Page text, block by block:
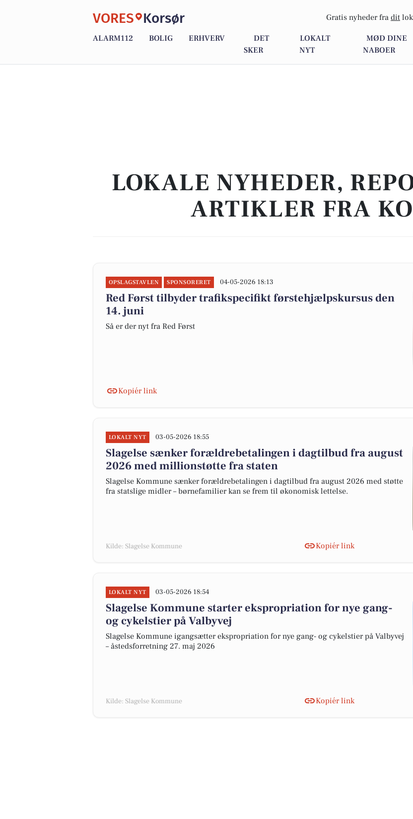
VORES Korsør Gratis nyheder fra dit
ALARM112 BOLIG ERHVERV
DET
SKER
LOKALT
NYT
MØD DINE
NABOER
LOKALE NYHEDER,
ARTIKLER FRA
OPSLAGSTAVLEN SPONSORERET 04-05-2026 18:13
Red Først tilbyder trafikspecifikt førstehjælpskursus den
14. juni
Så er der nyt fra Red Først
Kopiér link
LOKALT NYT 03-05-2026 18:55
Slagelse sænker forældrebetalingen i dagtilbud fra august
2026 med millionstøtte fra staten
Slagelse Kommune sænker forældrebetalingen i dagtilbud fra august 2026 med støtte
fra statslige midler – børnefamilier kan se frem til økonomisk lettelse.
Kilde: Slagelse Kommune Kopiér link
LOKALT NYT 03-05-2026 18:54
Slagelse Kommune starter ekspropriation for nye gang-
og cykelstier på Valbyvej
Slagelse Kommune igangsætter ekspropriation for nye gang- og cykelstier på Valbyvej
– åstedsforretning 27. maj 2026
Kilde: Slagelse Kommune Kopiér link